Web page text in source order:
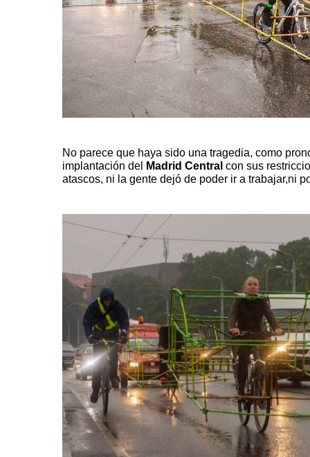
No parece que haya sido una tragedia, como
implantación del Madrid Central con sus
atascos, ni la gente dejó de poder ir a trabajar,ni